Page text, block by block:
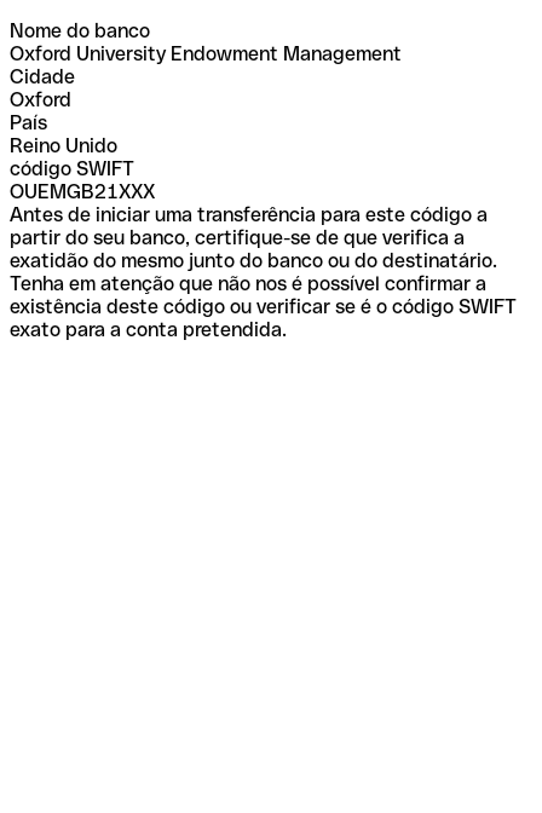
Nome do banco
Oxford University Endowment Management
Cidade
Oxford
País
Reino Unido
código SWIFT
OUEMGB21XXX
Antes de iniciar uma transferência para este código a
partir do seu banco, certifique-se de que verifica a
exatidão do mesmo junto do banco ou do destinatário.
Tenha em atenção que não nos é possível confirmar a
existência deste código ou verificar se é o código SWIFT
exato para a conta pretendida.